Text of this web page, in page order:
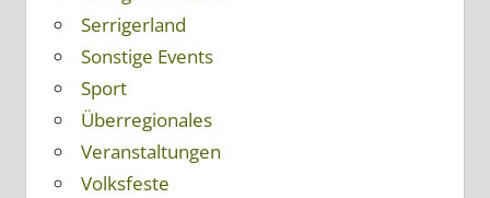
Serrigerland
Sonstige Events
Sport
Überregionales
Veranstaltungen
Volksfeste